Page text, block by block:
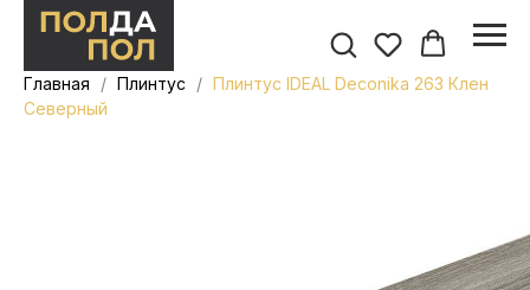
Главная Плинтус
Плинтус IDEAL Deconika 263 Клен
Северный